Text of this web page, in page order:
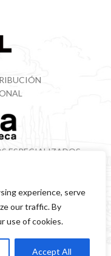
experience, serve
our traffic. By
use of cookies.
Accept All
ESPECIALIZADOS
LEGALSOSTENIBILIDAD